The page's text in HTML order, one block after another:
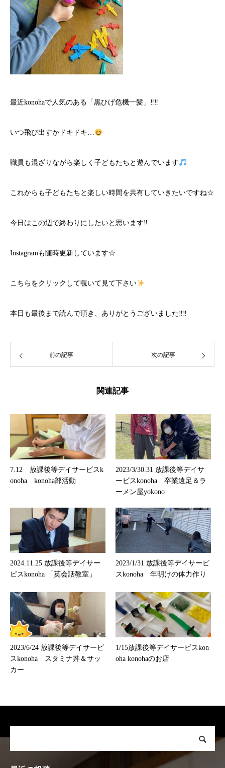
最近konohaで人気のある「黒ひげ危機一髪」‼‼
いつ飛び出すかドキドキ…
職員も混ざりながら楽しく子どもたちと遊んでいます
これからも子どもたちと楽しい時間を共有していきたいですね☆
今日はこの辺で終わりにしたいと思います‼
Instagramも随時更新しています☆
こちら をクリックして覗いて見て下さい
本日も最後まで読んで頂き、ありがとうございました‼‼
前の記事 次の記事
関連記事
7.12 放課後等デイサービスk
onoha konoha部活動
2023/3/30.31 放課後等デイサ
ービスkonoha 卒業遠足＆ラ
ーメン屋yokono
2024.11.25 放課後等デイサー
ビスkonoha 「英会話教室」
2023/1/31 放課後等デイサービ
スkonoha 年明けの体力作り
2023/6/24 放課後等デイサービ
スkonoha スタミナ丼＆サッ
カー
1/15放課後等デイサービスkon
oha konohaのお店